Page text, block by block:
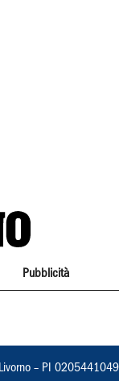
Pubblicità
Livorno – PI